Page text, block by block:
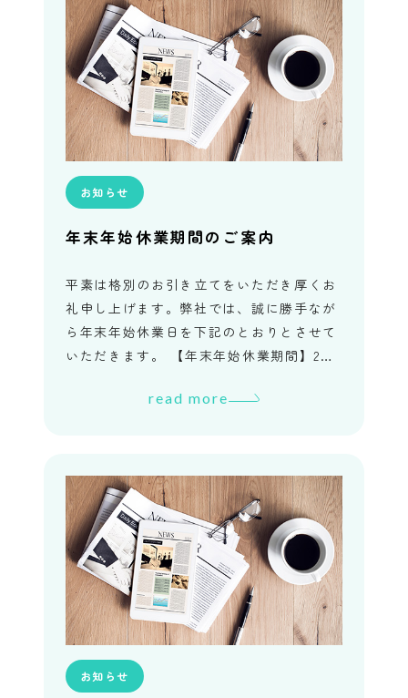
お知らせ
年末年始休業期間のご案内
平素は格別のお引き立てをいただき厚くお
礼申し上げます。弊社では、誠に勝手なが
ら年末年始休業日を下記のとおりとさせて
いただきます。 【年末年始休業期間】202
休業期間中に […]read more
お知らせ